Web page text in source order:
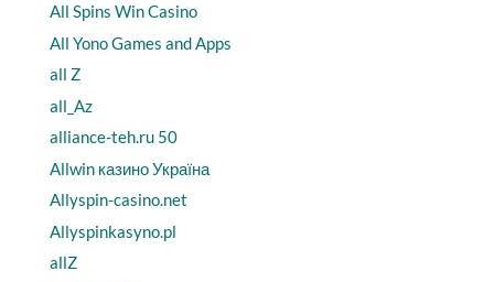
All Spins Win Casino
All Yono Games and Apps
all Z
all_Az
alliance-teh.ru 50
Allwin казино Україна
Allyspin-casino.net
Allyspinkasyno.pl
allZ